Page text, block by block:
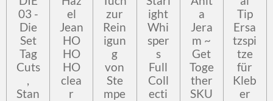
03 -
Die
Set
Tag
Cuts
,
Stan
el
Jean
HO
HO
HO
clea
r
zur
Rein
igun
g
von
Ste
mpe
ight
Whi
sper
s
Full
Coll
ecti
a
Jera
m ~
Get
Toge
ther
SKU
Tip
Ersa
tzspi
tze
für
Kleb
er